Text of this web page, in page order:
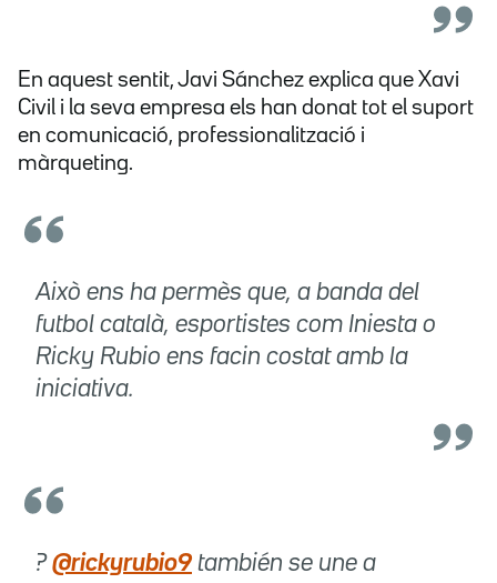
En aquest sentit, Javi Sánchez explica que Xavi
Civil i la seva empresa els han donat tot el suport
en comunicació, professionalització i
màrqueting.
Això ens ha permès que, a banda del
futbol català, esportistes com Iniesta o
Ricky Rubio ens facin costat amb la
iniciativa.
? @rickyrubio9 también se une a